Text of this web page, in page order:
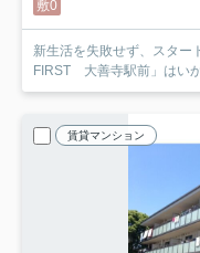
敷0
新生活を失敗せず、スタ
FIRST 大善寺駅前」はい
賃貸マンション